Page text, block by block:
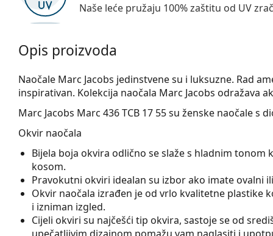
Naše leće pružaju 100% zaštitu od UV
Opis proizvoda
Naočale Marc Jacobs jedinstvene su i luksuzne. Rad
inspirativan. Kolekcija naočala Marc Jacobs odražava
Marc Jacobs Marc 436 TCB 17 55su ženske naočale s
Okvir naočala
Bijela boja okvira odlično se slaže s hladnim
kosom.
Pravokutni okviri idealan su izbor ako imate ovalni
Okvir naočala izrađen je od vrlo kvalitetne plastike
i izniman izgled.
Cijeli okviri su najčešći tip okvira, sastoje se od